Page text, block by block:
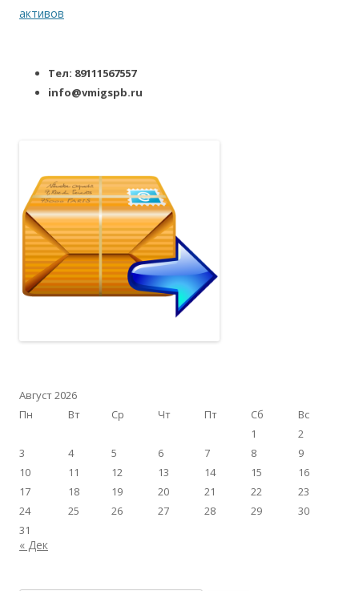
активов
Тел: 89111567557
info@vmigspb.ru
Август 2026
Пн
Вт Ср Чт Пт Сб
Вс
1
2
3
4 5 6 7 8
9
10
11 12 13 14 15
16
17
18 19 20 21 22
23
24
25 26 27 28 29
30
31
« Дек